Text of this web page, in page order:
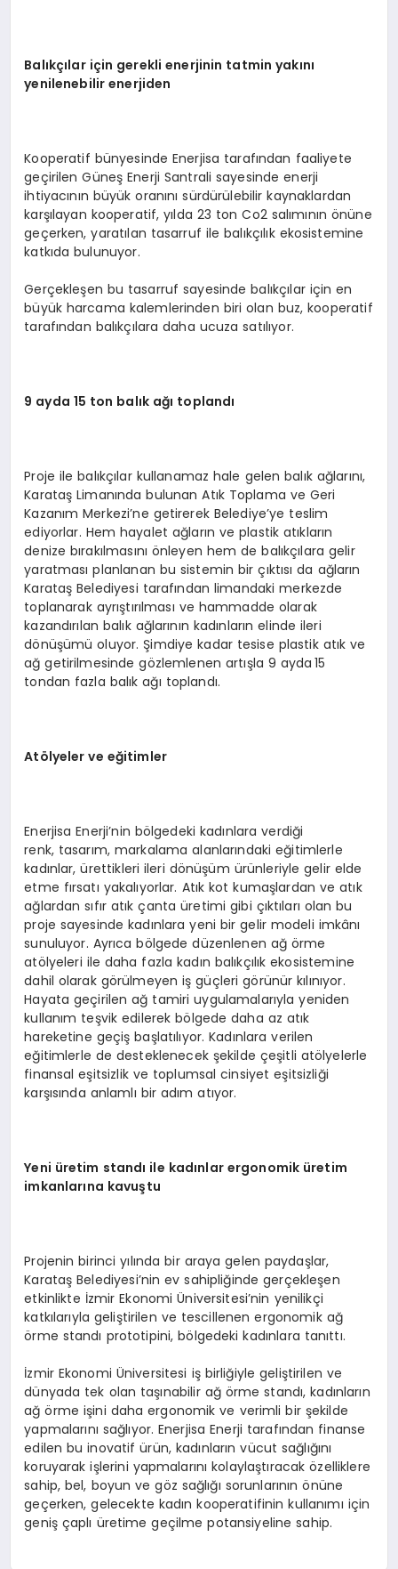
Balıkçılar için gerekli enerjinin tatmin yakını
yenilenebilir enerjiden
Kooperatif bünyesinde Enerjisa tarafından faaliyete
geçirilen Güneş Enerji Santrali sayesinde enerji
ihtiyacının büyük oranını sürdürülebilir kaynaklardan
karşılayan kooperatif, yılda 23 ton Co2 salımının önüne
geçerken, yaratılan tasarruf ile balıkçılık ekosistemine
katkıda bulunuyor.
Gerçekleşen bu tasarruf sayesinde balıkçılar için en
büyük harcama kalemlerinden biri olan buz, kooperatif
tarafından balıkçılara daha ucuza satılıyor.
9 ayda 15 ton balık ağı toplandı
Proje ile balıkçılar kullanamaz hale gelen balık ağlarını,
Karataş Limanında bulunan Atık Toplama ve Geri
Kazanım Merkezi’ne getirerek Belediye’ye teslim
ediyorlar. Hem hayalet ağların ve plastik atıkların
denize bırakılmasını önleyen hem de balıkçılara gelir
yaratması planlanan bu sistemin bir çıktısı da ağların
Karataş Belediyesi tarafından limandaki merkezde
toplanarak ayrıştırılması ve hammadde olarak
kazandırılan balık ağlarının kadınların elinde ileri
dönüşümü oluyor. Şimdiye kadar tesise plastik atık ve
ağ getirilmesinde gözlemlenen artışla 9 ayda 15
tondan fazla balık ağı toplandı.
Atölyeler ve eğitimler
Enerjisa Enerji’nin bölgedeki kadınlara verdiği
renk, tasarım, markalama alanlarındaki eğitimlerle
kadınlar, ürettikleri ileri dönüşüm ürünleriyle gelir elde
etme fırsatı yakalıyorlar. Atık kot kumaşlardan ve atık
ağlardan sıfır atık çanta üretimi gibi çıktıları olan bu
proje sayesinde kadınlara yeni bir gelir modeli imkânı
sunuluyor. Ayrıca bölgede düzenlenen ağ örme
atölyeleri ile daha fazla kadın balıkçılık ekosistemine
dahil olarak görülmeyen iş güçleri görünür kılınıyor.
Hayata geçirilen ağ tamiri uygulamalarıyla yeniden
kullanım teşvik edilerek bölgede daha az atık
hareketine geçiş başlatılıyor. Kadınlara verilen
eğitimlerle de desteklenecek şekilde çeşitli atölyelerle
finansal eşitsizlik ve toplumsal cinsiyet eşitsizliği
karşısında anlamlı bir adım atıyor.
Yeni üretim standı ile kadınlar ergonomik üretim
imkanlarına kavuştu
Projenin birinci yılında bir araya gelen paydaşlar,
Karataş Belediyesi’nin ev sahipliğinde gerçekleşen
etkinlikte İzmir Ekonomi Üniversitesi’nin yenilikçi
katkılarıyla geliştirilen ve tescillenen ergonomik ağ
örme standı prototipini, bölgedeki kadınlara tanıttı.
İzmir Ekonomi Üniversitesi iş birliğiyle geliştirilen ve
dünyada tek olan taşınabilir ağ örme standı, kadınların
ağ örme işini daha ergonomik ve verimli bir şekilde
yapmalarını sağlıyor. Enerjisa Enerji tarafından finanse
edilen bu inovatif ürün, kadınların vücut sağlığını
koruyarak işlerini yapmalarını kolaylaştıracak özelliklere
sahip, bel, boyun ve göz sağlığı sorunlarının önüne
geçerken, gelecekte kadın kooperatifinin kullanımı için
geniş çaplı üretime geçilme potansiyeline sahip.